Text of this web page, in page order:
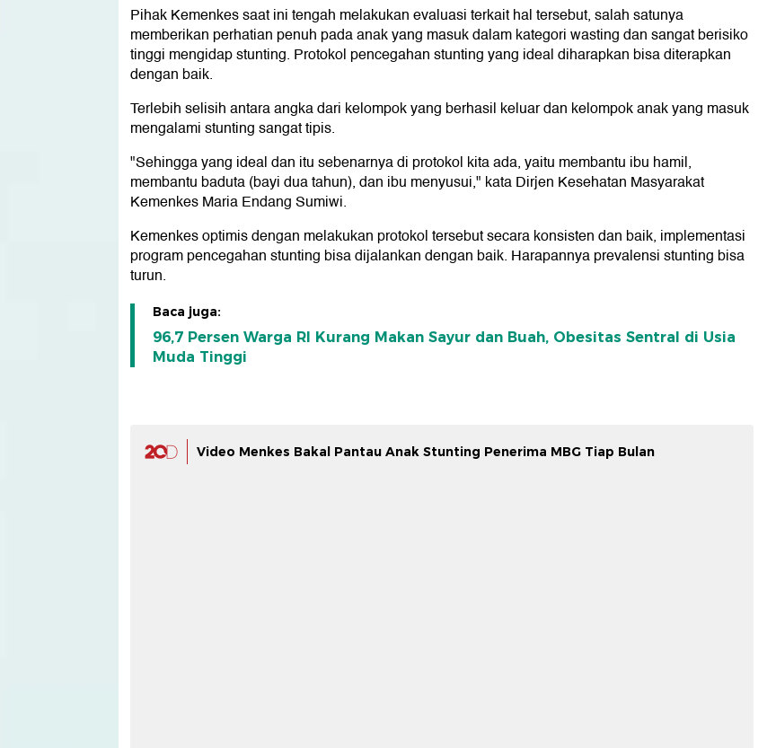
Pihak Kemenkes saat ini tengah melakukan evaluasi terkait hal tersebut, salah satunya
memberikan perhatian penuh pada anak yang masuk dalam kategori wasting dan sangat berisiko
tinggi mengidap stunting. Protokol pencegahan stunting yang ideal diharapkan bisa diterapkan
dengan baik.
Terlebih selisih antara angka dari kelompok yang berhasil keluar dan kelompok anak yang masuk
mengalami stunting sangat tipis.
"Sehingga yang ideal dan itu sebenarnya di protokol kita ada, yaitu membantu ibu hamil,
membantu baduta (bayi dua tahun), dan ibu menyusui," kata Dirjen Kesehatan Masyarakat
Kemenkes Maria Endang Sumiwi.
Kemenkes optimis dengan melakukan protokol tersebut secara konsisten dan baik, implementasi
program pencegahan stunting bisa dijalankan dengan baik. Harapannya prevalensi stunting bisa
turun.
Baca juga:
96,7 Persen Warga RI Kurang Makan Sayur dan Buah, Obesitas Sentral di Usia
Muda Tinggi
Video Menkes Bakal Pantau Anak Stunting Penerima MBG Tiap Bulan